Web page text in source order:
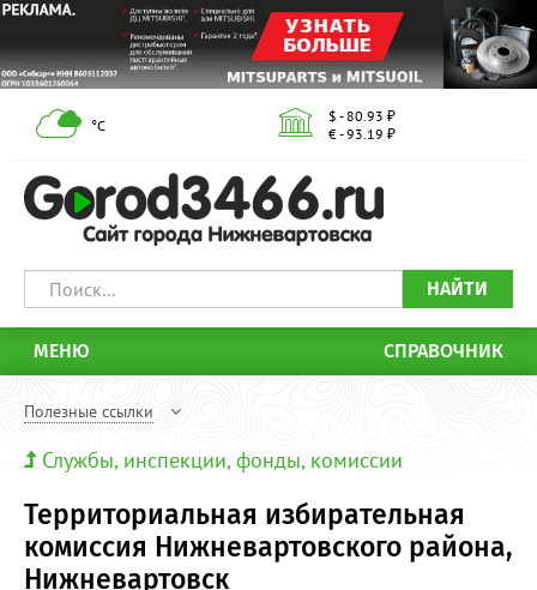
°С
$ - 80.93 ₽
€ - 93.19 ₽
НАЙТИ
МЕНЮ СПРАВОЧНИК
Полезные ссылки
Службы, инспекции, фонды, комиссии
Территориальная избирательная
комиссия Нижневартовского района,
Нижневартовск